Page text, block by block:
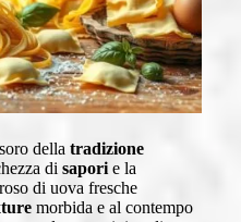
della tradizione
di sapori e la
di uova fresche
morbida e al contempo